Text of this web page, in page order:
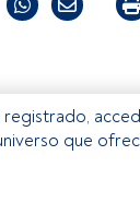
registrado,
que